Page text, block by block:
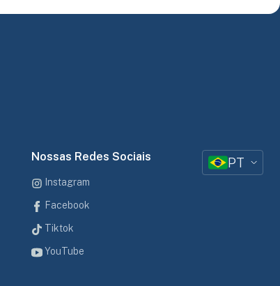
Nossas Redes Sociais
Instagram
Facebook
Tiktok
YouTube
PT